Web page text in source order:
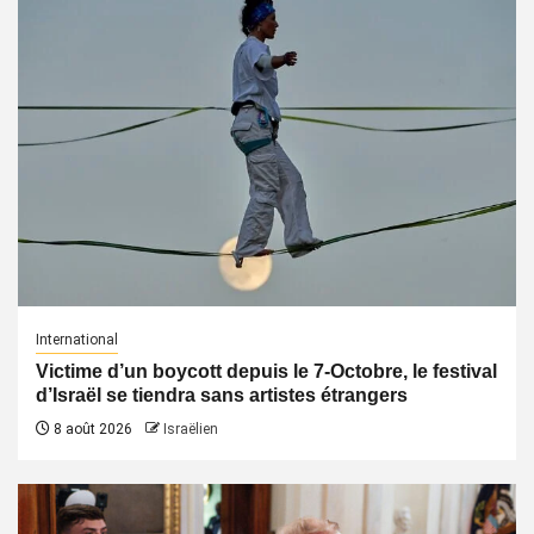
International
Victime d’un boycott depuis le 7-Octobre, le festival
d’Israël se tiendra sans artistes étrangers
8 août 2026 Israëlien